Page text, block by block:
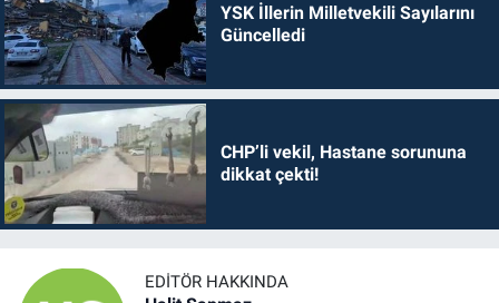
YSK İllerin Milletvekili Sayılarını
Güncelledi
CHP’li vekil, Hastane sorununa
dikkat çekti!
EDITÖR HAKKINDA